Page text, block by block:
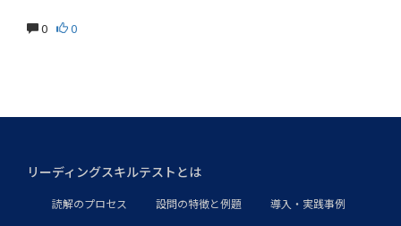
0 0
リーディングスキルテストとは
読解のプロセス 設問の特徴と例題 導入・実践事例